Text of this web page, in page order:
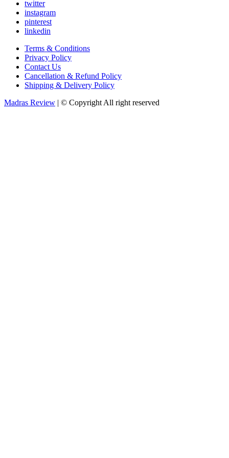
twitter
instagram
pinterest
linkedin
Terms & Conditions
Privacy Policy
Contact Us
Cancellation & Refund Policy
Shipping & Delivery Policy
Madras Review | © Copyright All right reserved